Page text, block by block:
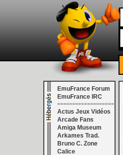
EmuFrance Forum
EmuFrance IRC
===================
Actus Jeux Vidéos
Arcade Fans
Amiga Museum
Arkames Trad.
Bruno C. Zone
Calice